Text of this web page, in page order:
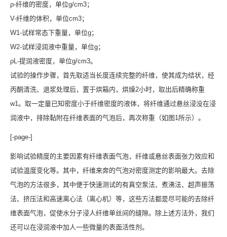
ρ-纤维的密度，单位g/cm3；
V-纤维的体积，单位cm3；
W1-试样常态下重量，单位g；
W2-试样浸润液中重量，单位g；
ρL-提润液密度，单位g/cm3。
试验的操作步骤，首先取适当长度连续完整的纤维，使其成为结状，经
丙酮清洗、退浆处理后，置于烘箱内，烘燥2小时，取出后精确称重
w1。取一定量已知密度小于纤维密度的液体，将纤维通过悬丝浸没在浸
润液中，排除黏附在纤维表面的气泡后，再次称重（如图1所示）。
[-page-]
影响试验精度的主要因素有纤维表面气泡，纤维或悬丝表面张力效应和
试验温度变化等。其中，纤维来奔的气泡对密度测定的影响最大。去除
气泡的方法很多，其中便于快速测试的有真空泵法、煮沸法、超声振荡
法、挤压法和高速离心法（离心机）等，这些方法都是尽可能的去除纤
维表面气泡，促使水分子浸人纤维单丝间的缝隙。除上述方法外，我们
还可以在浸润液中加人一些微量的表面活性剂。